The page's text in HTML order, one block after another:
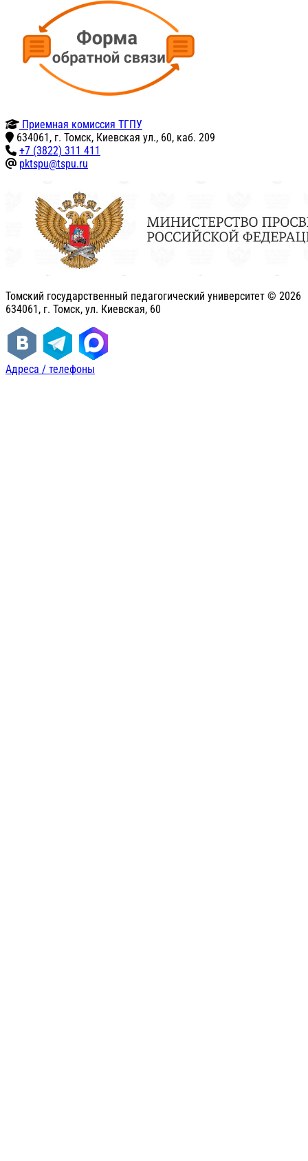
Приемная комиссия ТГПУ
634061, г. Томск, Киевская ул., 60, каб. 209
+7 (3822) 311 411
pktspu@tspu.ru
Томский государственный педагогический университет © 2026
634061, г. Томск, ул. Киевская, 60
Адреса / телефоны